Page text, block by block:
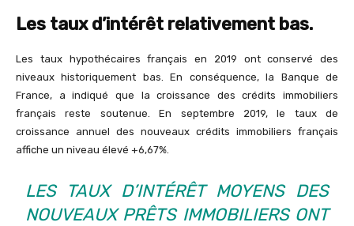
Les taux d’intérêt relativement bas.
Les taux hypothécaires français en 2019 ont conservé des
niveaux historiquement bas. En conséquence, la Banque de
France, a indiqué que la croissance des crédits immobiliers
français reste soutenue. En septembre 2019, le taux de
croissance annuel des nouveaux crédits immobiliers français
affiche un niveau élevé +6,67%.
LES TAUX D’INTÉRÊT MOYENS DES
NOUVEAUX PRÊTS IMMOBILIERS ONT